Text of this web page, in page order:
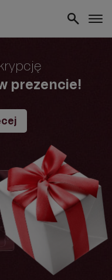
prezencie!